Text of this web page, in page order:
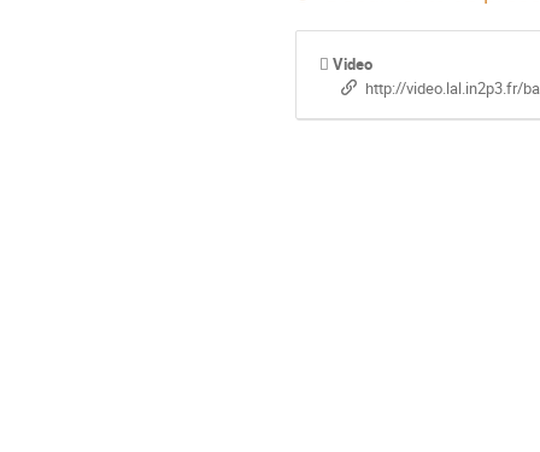
Video
http://video.lal.in2p3.fr/